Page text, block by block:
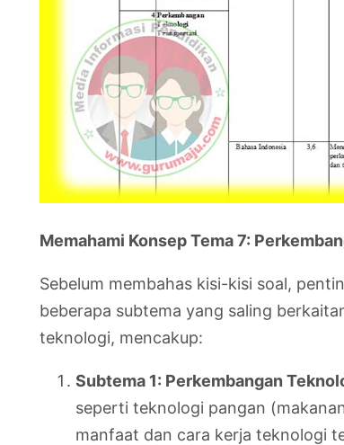
Memahami Konsep Tema 7:
Sebelum membahas kisi-kisi soal,
beberapa subtema yang saling
teknologi, mencakup:
Subtema 1: Perkembangan
seperti teknologi pangan
manfaat dan cara kerja teknologi